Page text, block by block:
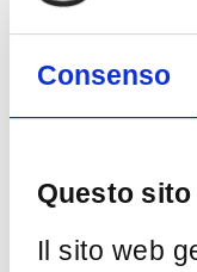
Consenso
Questo
Il sito web
Introduzione
hanno
comunichiamo
Piattaforme
hanno anche
quantità di